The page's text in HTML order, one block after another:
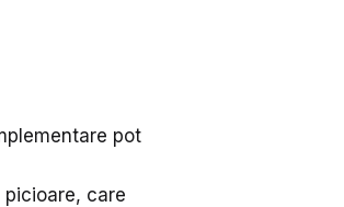
pot
care